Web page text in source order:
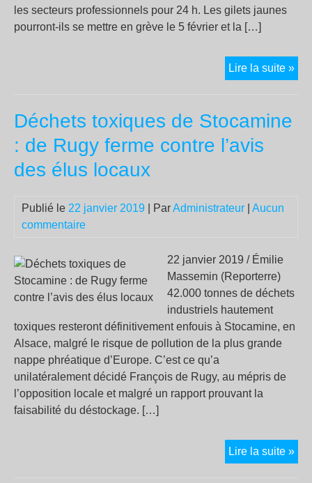
les secteurs professionnels pour 24 h. Les gilets jaunes
pourront-ils se mettre en grève le 5 février et la […]
Lire la suite »
Déchets toxiques de Stocamine
: de Rugy ferme contre l’avis
des élus locaux
Publié le 22 janvier 2019 | ParAdministrateur
Aucun
commentaire
22 janvier 2019 / Émilie
Massemin (Reporterre)
42.000 tonnes de déchets
industriels hautement
toxiques resteront définitivement enfouis à Stocamine, en
Alsace, malgré le risque de pollution de la plus grande
nappe phréatique d’Europe. C’est ce qu’a
unilatéralement décidé François de Rugy, au mépris de
l’opposition locale et malgré un rapport prouvant la
faisabilité du déstockage. […]
Lire la suite »